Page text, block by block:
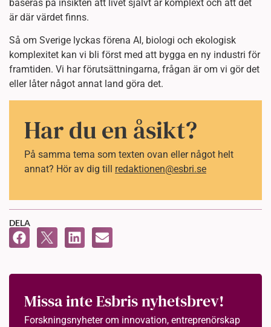
baseras på insikten att livet självt är komplext och att det
är där värdet finns.
Så om Sverige lyckas förena AI, biologi och ekologisk
komplexitet kan vi bli först med att bygga en ny industri för
framtiden. Vi har förutsättningarna, frågan är om vi gör det
eller låter något annat land göra det.
Har du en åsikt?
På samma tema som texten ovan eller något helt
annat? Hör av dig till redaktionen@esbri.se
DELA
Missa inte Esbris nyhetsbrev!
Forskningsnyheter om innovation, entreprenörskap